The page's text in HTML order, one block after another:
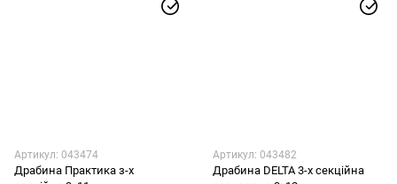
Артикул: 043474
Драбина Практика з-х
Артикул: 043482
Драбина DELTA 3-х секційна